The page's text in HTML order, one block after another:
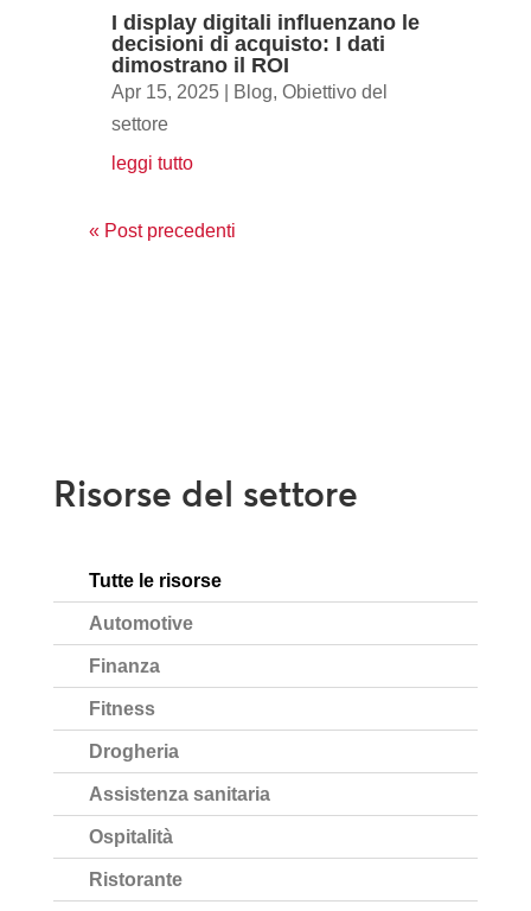
I display digitali influenzano le
decisioni di acquisto: I dati
dimostrano il ROI
Apr 15, 2025| Blog, Obiettivo del
settore
leggi tutto
« Post precedenti
Risorse del settore
Tutte le risorse
Automotive
Finanza
Fitness
Drogheria
Assistenza sanitaria
Ospitalità
Ristorante